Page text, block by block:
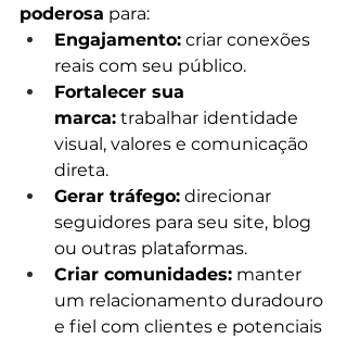
poderosa para:
Engajamento: criar conexões
reais com seu público.
Fortalecer sua
marca: trabalhar identidade
visual, valores e comunicação
direta.
Gerar tráfego: direcionar
seguidores para seu site, blog
ou outras plataformas.
Criar comunidades: manter
um relacionamento duradouro
e fiel com clientes e potenciais